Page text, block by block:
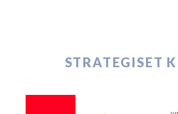
STRATEGISET